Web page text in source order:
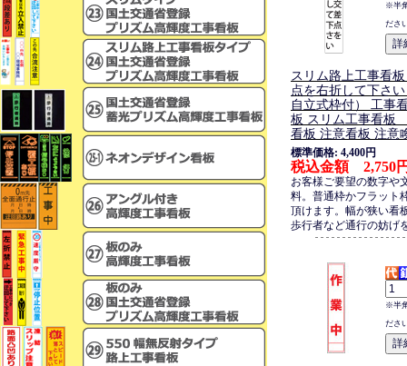
※半
ださ
スリム路上工事看
点を右折して下さ
自立式枠付） 工事
板 スリム工事看板
看板 注意看板 注意
標準価格: 4,400円
税込金額 2,750
お客様ご要望の数字や
料。普通枠かフラット
頂けます。幅が狭い看
歩行者など通行の妨げ
※半
ださ